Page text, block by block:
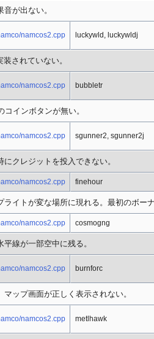
が出ない。
namcos2.cpp luckywld, luckywldj
されていない。
namcos2.cpp bubbletr
コインボタンが無い。
namcos2.cpp sgunner2, sgunner2j
にクレジットを投入できない。
namcos2.cpp finehour
ライトが変な場所に現れる。最初のボー
namcos2.cpp cosmogng
線が一部空中に残る。
namcos2.cpp burnforc
ップ画面が正しく表示されない。
namcos2.cpp metlhawk